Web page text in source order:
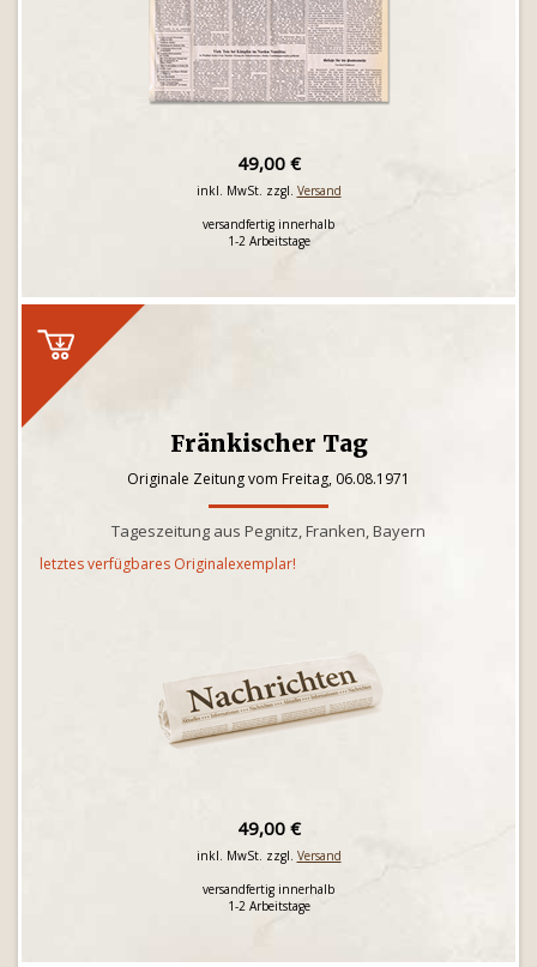
49,00 €
inkl. MwSt. zzgl. Versand
versandfertig innerhalb
1-2 Arbeitstage
Fränkischer Tag
Originale Zeitung vom Freitag, 06.08.1971
Tageszeitung aus Pegnitz, Franken, Bayern
letztes verfügbares Originalexemplar!
49,00 €
inkl. MwSt. zzgl. Versand
versandfertig innerhalb
1-2 Arbeitstage